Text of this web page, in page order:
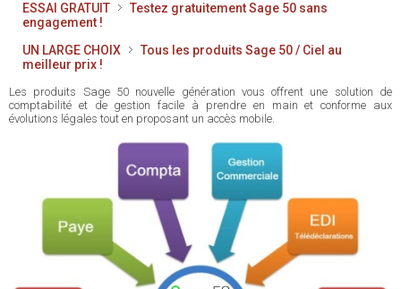
ESSAI GRATUIT
Testez gratuitement Sage 50 sans
engagement !
UN LARGE CHOIX
Tous les produits Sage 50 / Ciel au
meilleur prix !
Les produits Sage 50 nouvelle génération vous offrent une solution de
comptabilité et de gestion facile à prendre en main et conforme aux
évolutions légales tout en proposant un accès mobile.